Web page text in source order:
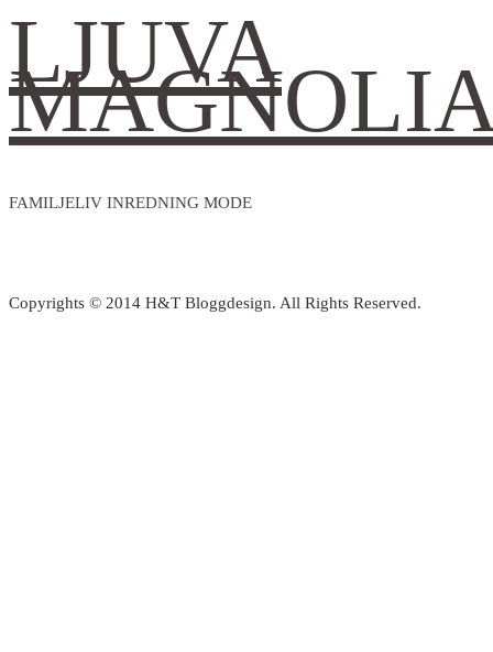
LJUVA
FAMILJELIV INREDNING MODE
Copyrights © 2014 H&T Bloggdesign. All Rights Reserved.